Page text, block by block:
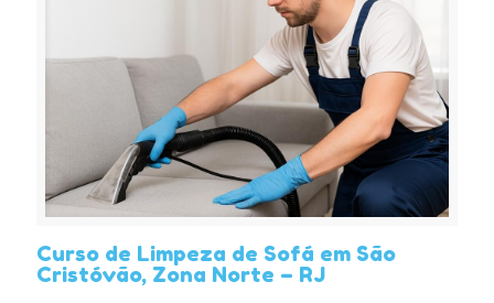
Curso de Limpeza de Sofá em São
Cristóvão, Zona Norte – RJ